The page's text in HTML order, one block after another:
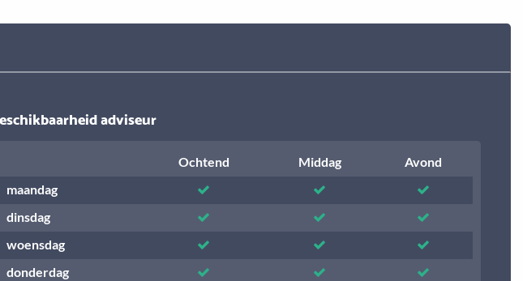
adviseur
Ochtend Middag
Avond
maandag
dinsdag
woensdag
donderdag